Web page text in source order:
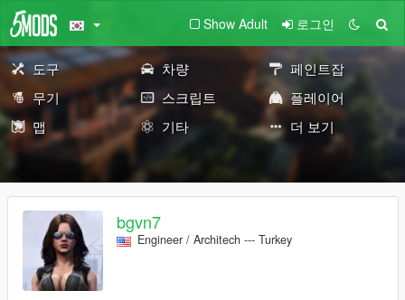
Show Adult 로그인
도구 차량
페인트잡
무기
스크립트
플레이어
맵
기타 더 보기
bgvn7
Engineer / Architech --- Turkey